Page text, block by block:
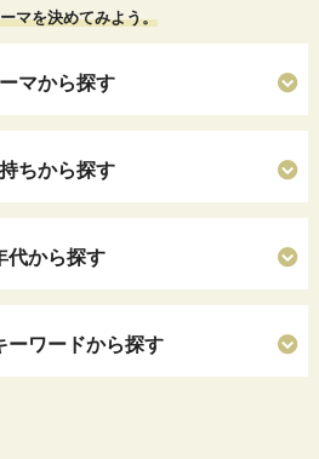
マを決めてみよう。
マから探す
ちから探す
代から探す
ーワードから探す